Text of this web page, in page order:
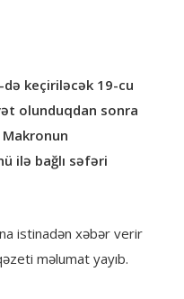
də keçiriləcək 19-cu
olunduqdan sonra
ilə bağlı səfəri
istinadən xəbər verir
məlumat yayıb.